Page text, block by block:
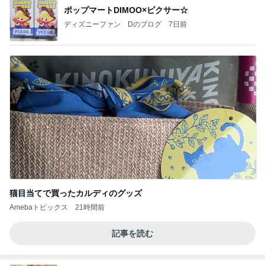
ポップマートDIMOO×ピクサー☆
ディズニーファン Dのブログ 7日前
猫目当てで買ったカルディのグッズ
Amebaトピックス 21時間前
記事を読む